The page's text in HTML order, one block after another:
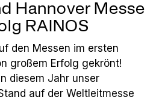
Hannover Messe
RAINOS
den Messen im ersten
großem Erfolg gekrönt!
diesem Jahr unser
auf der Weltleitmesse